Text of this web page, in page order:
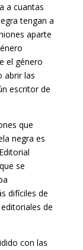
a cuantas
tengan a
aparte
el género
abrir las
escritor de
que
negra es
se
difíciles de
de
con las